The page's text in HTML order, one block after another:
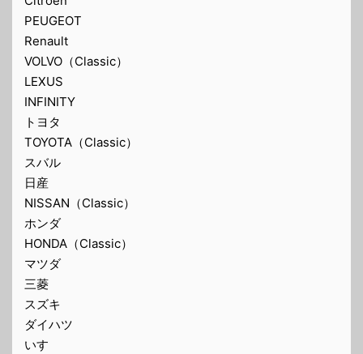
PEUGEOT
Renault
VOLVO（Classic）
LEXUS
INFINITY
トヨタ
TOYOTA（Classic）
スバル
日産
NISSAN（Classic）
ホンダ
HONDA（Classic）
マツダ
三菱
スズキ
ダイハツ
いすゞ